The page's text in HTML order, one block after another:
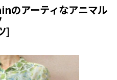
のアーティなアニマル
]